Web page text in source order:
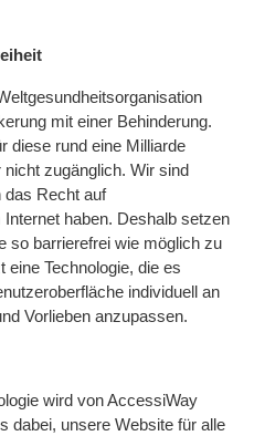
mit einer Behinderung.
diese rund eine Milliarde
zugänglich. Wir sind
das Recht auf
haben. Deshalb setzen
so barrierefrei wie möglich zu
Technologie, die es
individuell an
Vorlieben anzupassen.
wird von AccessiWay
dabei, unsere Website für alle